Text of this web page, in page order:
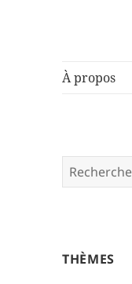
À propos
Rechercher :
THÈMES